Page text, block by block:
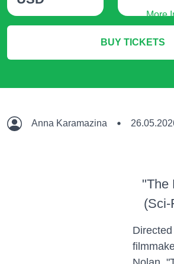
More
BUY TICKETS
Anna Karamazina
"The
(Sci-